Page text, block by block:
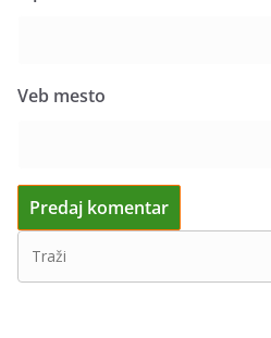
Veb mesto